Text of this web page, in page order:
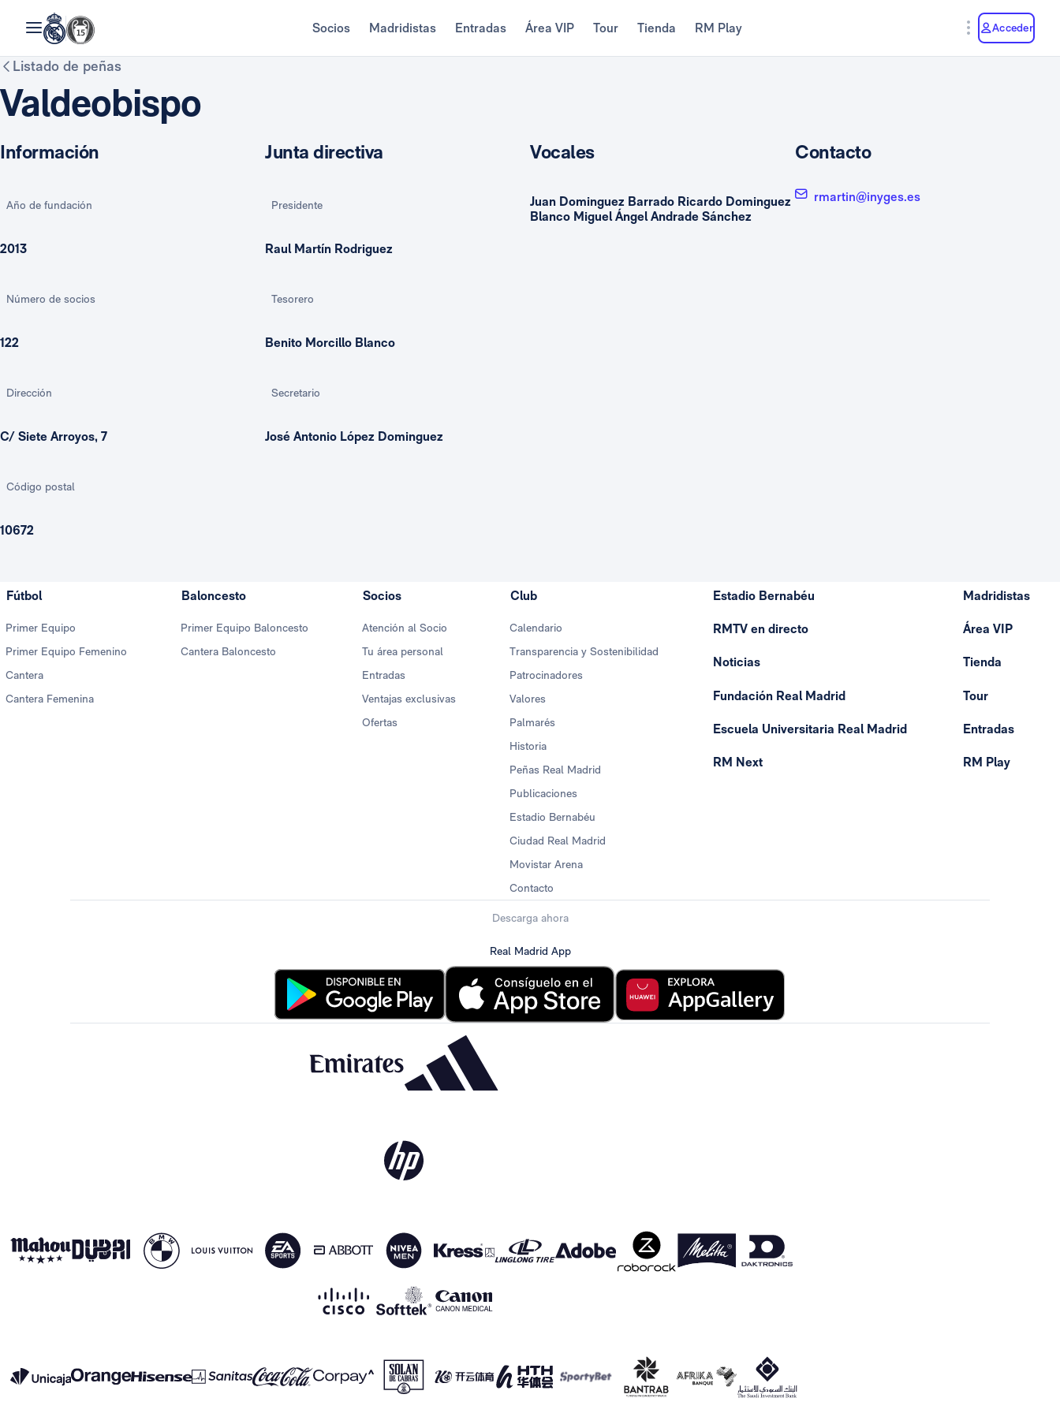
Socios Madridistas Entradas Área VIP Tour Tienda RM Play Acceder
Listado de peñas
Valdeobispo
Información
Año de fundación
2013
Número de socios
122
Dirección
C/ Siete Arroyos, 7
Código postal
10672
Junta directiva
Presidente
Raul Martín Rodriguez
Tesorero
Benito Morcillo Blanco
Secretario
José Antonio López Dominguez
Vocales
Juan Dominguez Barrado Ricardo Dominguez
Blanco Miguel Ángel Andrade Sánchez
Contacto
rmartin@inyges.es
Fútbol
Primer Equipo
Primer Equipo Femenino
Cantera
Cantera Femenina
Baloncesto
Primer Equipo Baloncesto
Cantera Baloncesto
Socios
Atención al Socio
Tu área personal
Entradas
Ventajas exclusivas
Ofertas
Club
Calendario
Transparencia y Sostenibilidad
Patrocinadores
Valores
Palmarés
Historia
Peñas Real Madrid
Publicaciones
Estadio Bernabéu
Ciudad Real Madrid
Movistar Arena
Contacto
Estadio Bernabéu
RMTV en directo
Noticias
Fundación Real Madrid
Escuela Universitaria Real Madrid
RM Next
Madridistas
Área VIP
Tienda
Tour
Entradas
RM Play
Descarga ahora
Real Madrid App